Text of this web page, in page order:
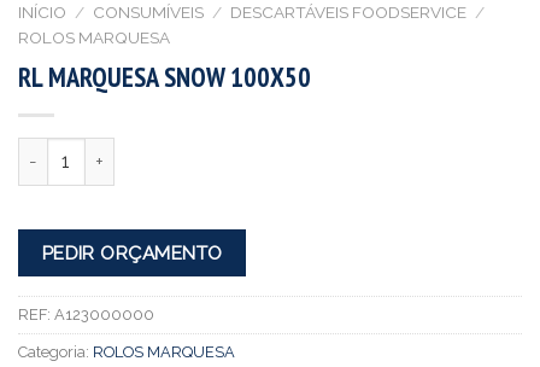
INÍCIO / CONSUMÍVEIS / DESCARTÁVEIS FOODSERVICE /
ROLOS MARQUESA
RL MARQUESA SNOW 100X50
PEDIR ORÇAMENTO
REF: A123000000
Categoria: ROLOS MARQUESA